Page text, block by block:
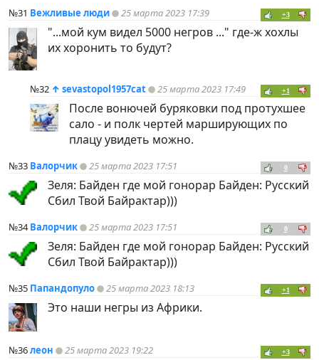
№31 Вежливые люди 25 марта 2023 17:39 +3
"...мой кум видел 5000 негров ..." где-ж хохлы
их хоронить то будут?
№32 ↑ sevastopol1957cat 25 марта 2023 17:49 +1
После вонючей буряковки под протухшее
сало - и полк чертей марширующих по
плацу увидеть можно.
№33 Валорчик 25 марта 2023 17:51 0
Зеля: Байден где мой гонорар Байден: Русский
Сбил Твой Байрактар)))
№34Валорчик 25 марта 2023 17:51 0
Зеля: Байден где мой гонорар Байден: Русский
Сбил Твой Байрактар)))
№35 Папандопуло 25 марта 2023 18:13 +1
Это наши негры из Африки.
№36леон 25 марта 2023 19:22 +3